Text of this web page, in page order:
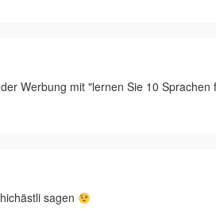
Werbung mit "lernen Sie 10
sagen